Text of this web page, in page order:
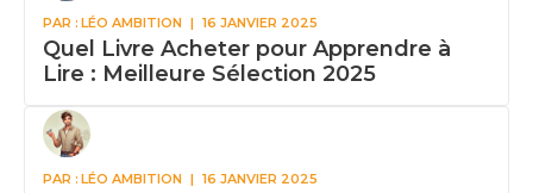
PAR : LÉO AMBITION | 16 JANVIER 2025
Quel Livre Acheter pour Apprendre à
Lire : Meilleure Sélection 2025
PAR : LÉO AMBITION | 16 JANVIER 2025